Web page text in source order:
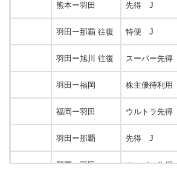
熊本ー羽田 先得 J
羽田ー那覇 往復 特便 J
羽田ー旭川 往復 スーパー先
羽田ー福岡 株主優待利
福岡ー羽田 ウルトラ先
羽田ー那覇 先得 J
那覇ー羽田 スーパー先得